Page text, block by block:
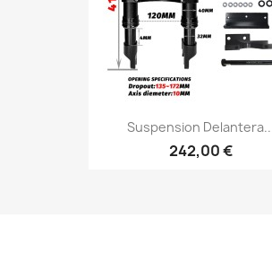
Suspension Delantera...
242,00 €